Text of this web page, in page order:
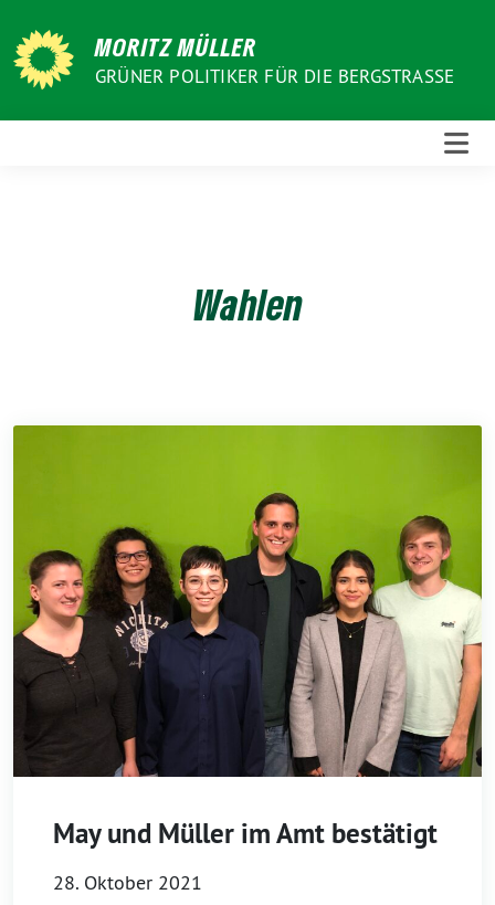
zum
Inhalt
MORITZ MÜLLER
GRÜNER POLITIKER FÜR DIE BERGSTRASSE
Wahlen
May und Müller im Amt bestätigt
28. Oktober 2021